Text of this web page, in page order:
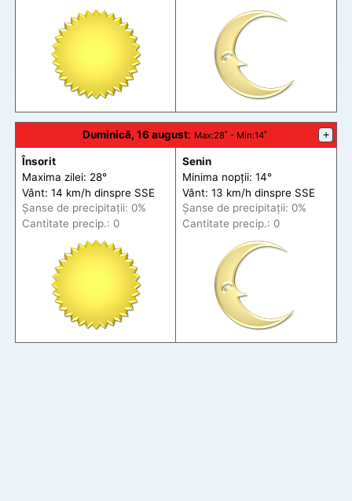
Duminică, 16 august: Max:28˚ - Min:14˚ +
Însorit
Maxima zilei: 28°
Vânt: 14 km/h dinspre SSE
Șanse de precipitații: 0%
Cantitate precip.: 0
Senin
Minima nopții: 14°
Vânt: 13 km/h dinspre SSE
Șanse de precipitații: 0%
Cantitate precip.: 0